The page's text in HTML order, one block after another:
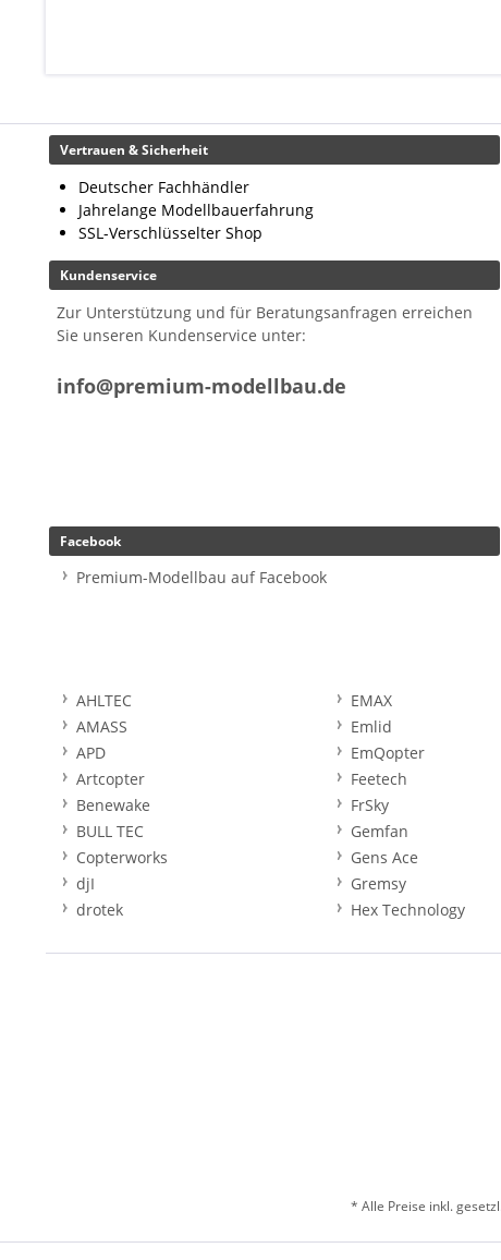
Vertrauen & Sicherheit
Deutscher Fachhändler
Jahrelange Modellbauerfahrung
SSL-Verschlüsselter Shop
Kundenservice
Zur Unterstützung und für Beratungsanfragen erreichen
Sie unseren Kundenservice unter:
info@premium-modellbau.de
Facebook
Premium-Modellbau auf Facebook
AHLTEC
AMASS
APD
Artcopter
Benewake
BULL TEC
Copterworks
djI
drotek
EMAX
Emlid
EmQopter
Feetech
FrSky
Gemfan
Gens Ace
Gremsy
Hex Technology
* Alle Preise inkl.